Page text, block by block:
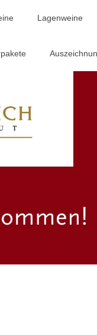
Lagenweine